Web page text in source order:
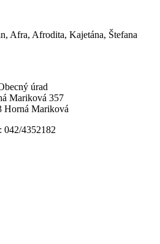
Afra, Afrodita, Kajetána, Štefana
úrad
Mariková 357
Horná Mariková
042/4352182